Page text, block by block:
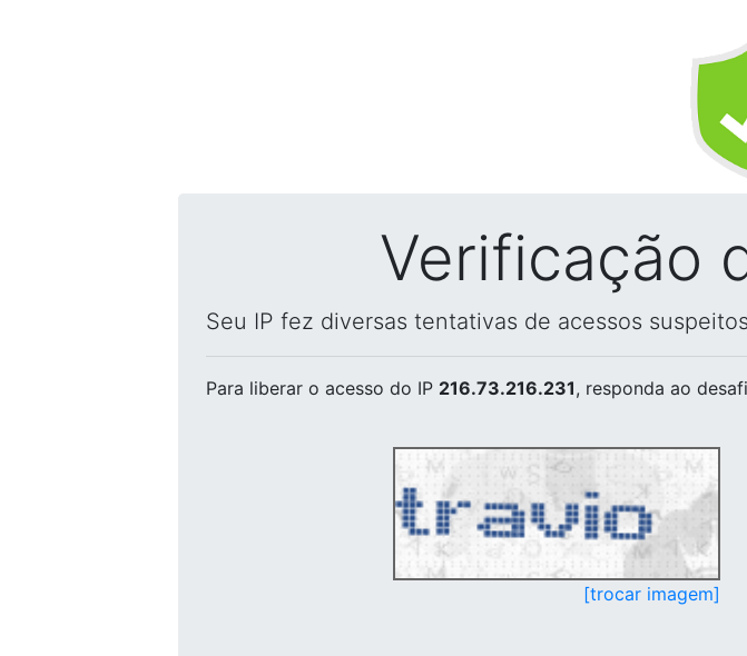
Verificação
Seu IP fez diversas tentativas de acessos
Para liberar o acesso do IP 216.73.216.231, responda ao
[trocar imagem]